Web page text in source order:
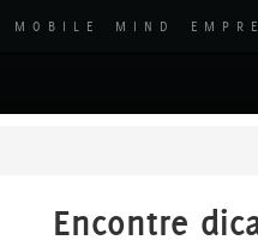
MOBILE MIND
Encontre